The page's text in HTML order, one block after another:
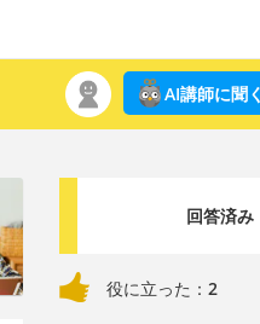
AI講師に聞く
回答済み
役に立った： 2